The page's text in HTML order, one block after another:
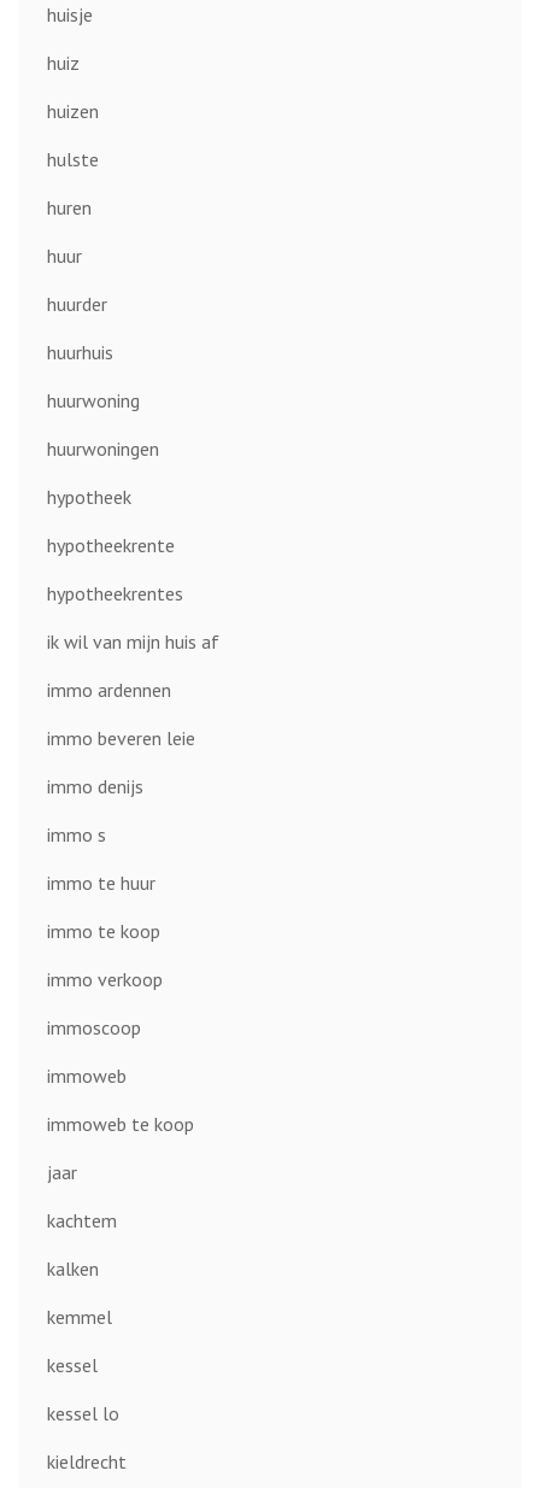
huisje
huiz
huizen
hulste
huren
huur
huurder
huurhuis
huurwoning
huurwoningen
hypotheek
hypotheekrente
hypotheekrentes
ik wil van mijn huis af
immo ardennen
immo beveren leie
immo denijs
immo s
immo te huur
immo te koop
immo verkoop
immoscoop
immoweb
immoweb te koop
jaar
kachtem
kalken
kemmel
kessel
kessel lo
kieldrecht